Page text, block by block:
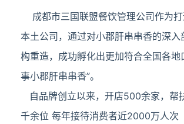
成都市三国联盟餐饮管理公司作为
本土公司，通过对小郡肝串串香的深入
构重造，成功孵化出更加符合全国各地
事小郡肝串串香”。
自品牌创立以来，开店500余家，帮
千余位 每年接待消费者近2000万人次